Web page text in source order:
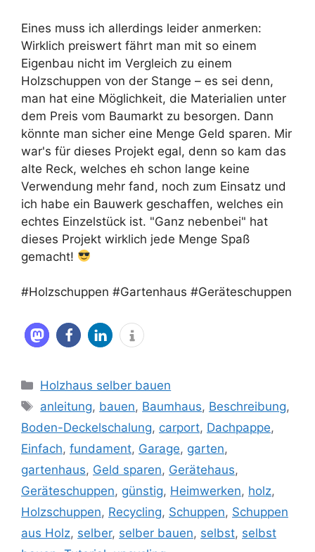
Eines muss ich allerdings leider anmerken:
Wirklich preiswert fährt man mit so einem
Eigenbau nicht im Vergleich zu einem
Holzschuppen von der Stange – es sei denn,
man hat eine Möglichkeit, die Materialien unter
dem Preis vom Baumarkt zu besorgen. Dann
könnte man sicher eine Menge Geld sparen. Mir
war's für dieses Projekt egal, denn so kam das
alte Reck, welches eh schon lange keine
Verwendung mehr fand, noch zum Einsatz und
ich habe ein Bauwerk geschaffen, welches ein
echtes Einzelstück ist. "Ganz nebenbei" hat
dieses Projekt wirklich jede Menge Spaß
gemacht!
#Holzschuppen #Gartenhaus #Geräteschuppen
Kategorien
Holzhaus selber bauen
Schlagwörter
anleitung, bauen, Baumhaus, Beschreibung,
Boden-Deckelschalung, carport, Dachpappe,
Einfach, fundament, Garage, garten,
gartenhaus, Geld sparen, Gerätehaus,
Geräteschuppen, günstig, Heimwerken, holz,
Holzschuppen, Recycling, Schuppen, Schuppen
aus Holz, selber, selber bauen, selbst, selbst